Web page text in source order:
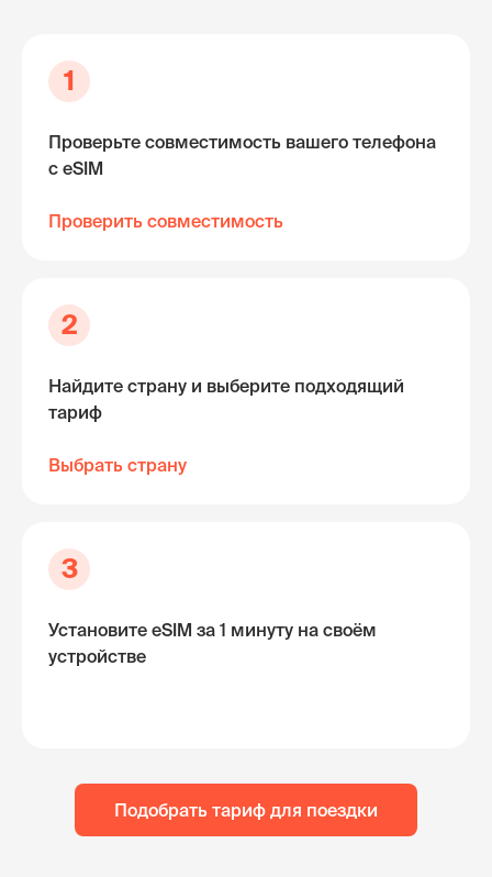
1
Проверьте совместимость вашего телефона
с eSIM
Проверить совместимость
2
Найдите страну и выберите подходящий
тариф
Выбрать страну
3
Установите eSIM за 1 минуту на своём
устройстве
Подобрать тариф для поездки